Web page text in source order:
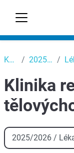
Top
Kurzy 2025/2026
Klinika
Kategorie kurzů